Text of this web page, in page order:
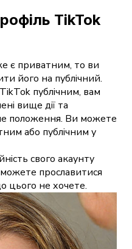
TikTok
є приватним, то ви
його на публічний.
публічним, вам
вище дії та
положення. Ви можете
або публічним у
свого акаунту
прославитися
цього не хочете.